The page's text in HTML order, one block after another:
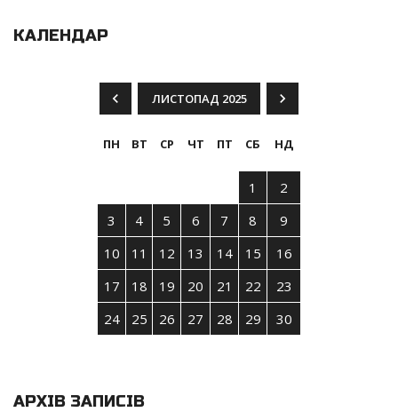
КАЛЕНДАР
ЛИСТОПАД 2025
ПН ВТ СР ЧТ ПТ СБ НД
1
2
3
4 5 6 7 8
9
10
11 12 13 14 15
16
17
18 19 20 21 22
23
24
25 26 27 28 29 30
АРХІВ ЗАПИСІВ